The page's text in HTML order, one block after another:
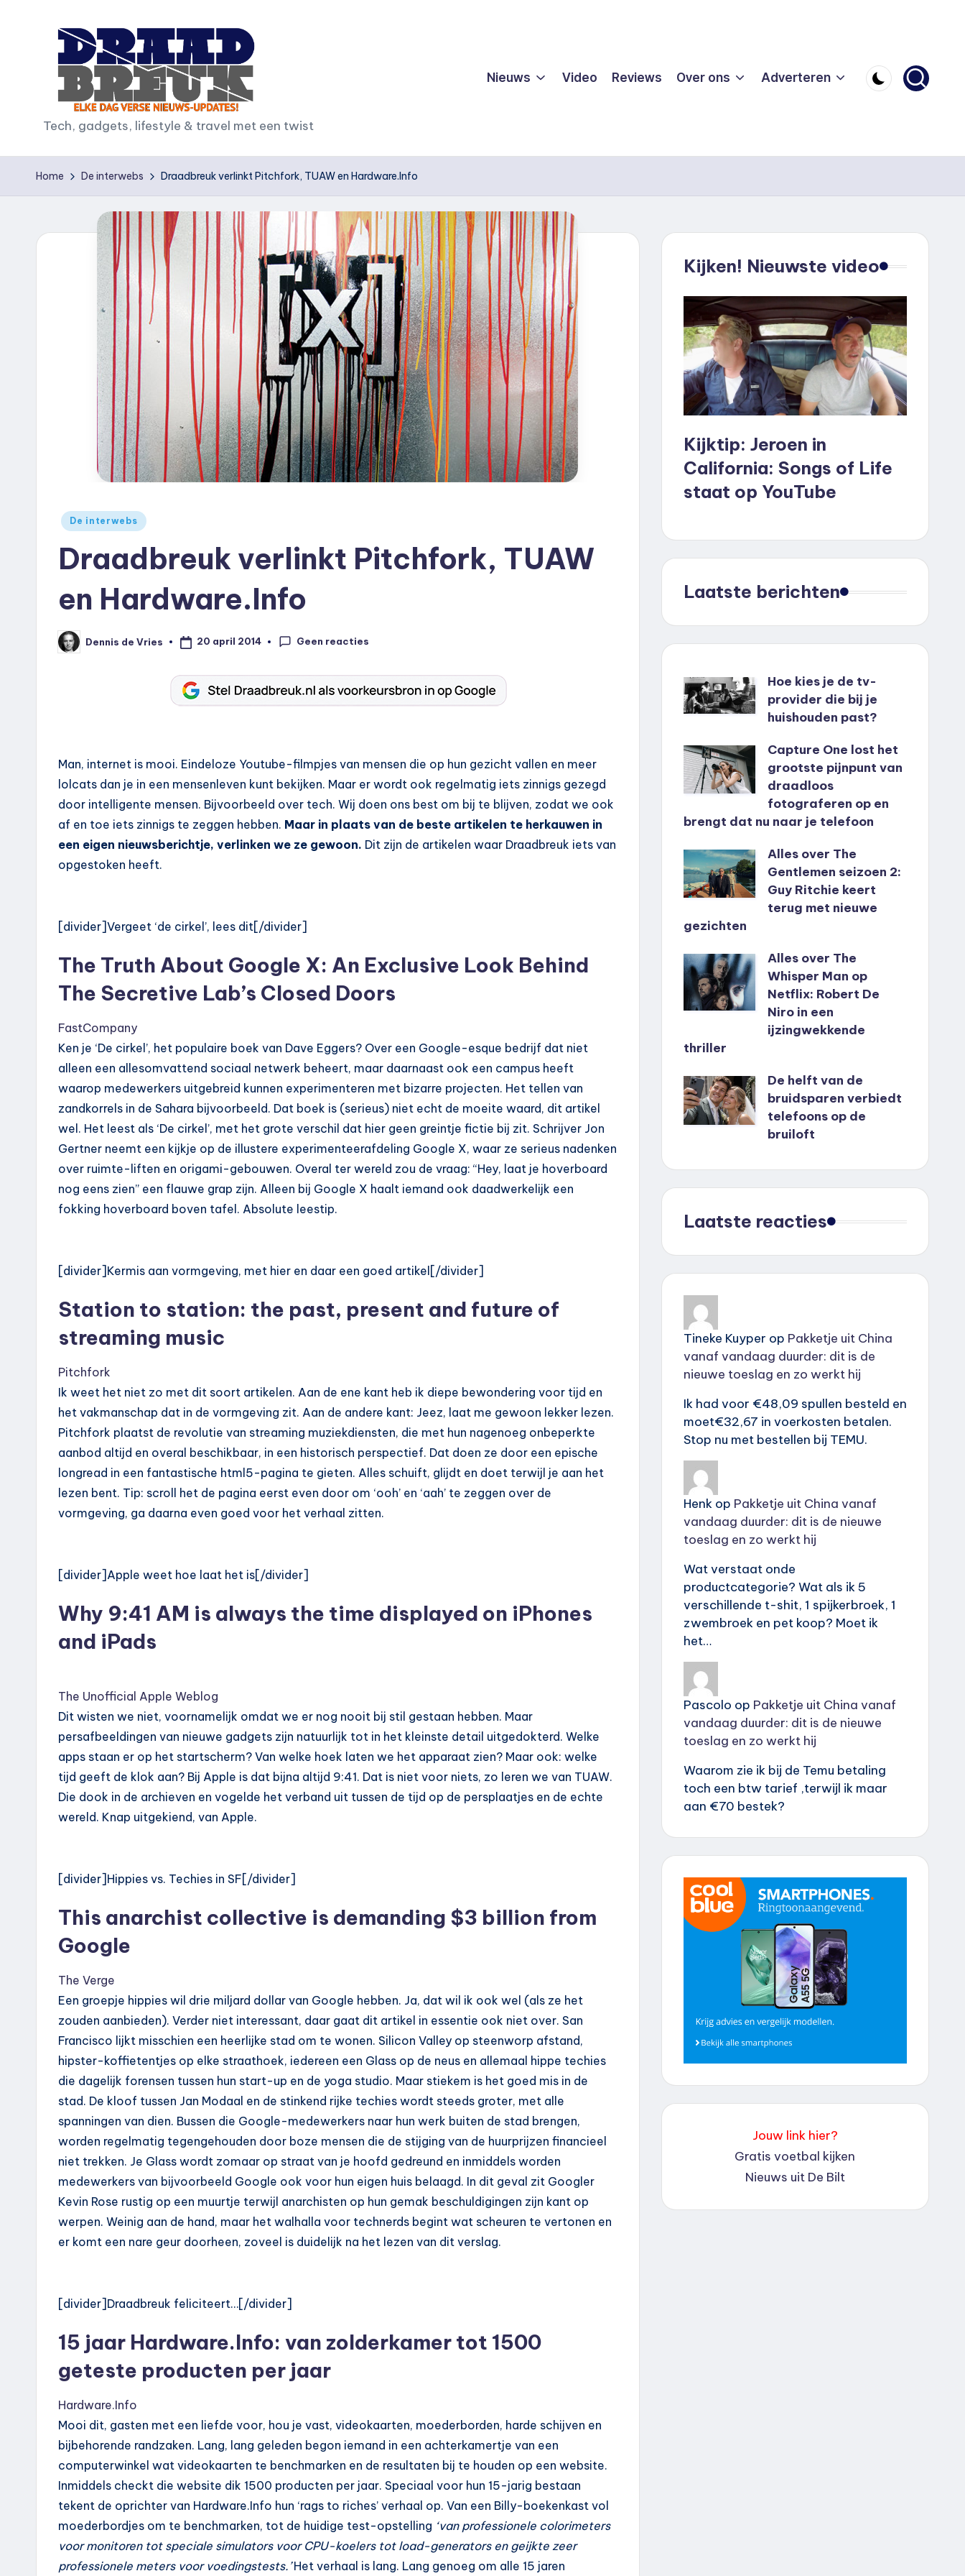
D
r
a
Tech, gadgets, lifestyle & travel met een twist
Nieuws Video Reviews Over ons Adverteren
Home De interwebs Draadbreuk verlinkt Pitchfork, TUAW en Hardware.Info
Geplaatst
De interwebs
Draadbreuk verlinkt Pitchfork, TUAW
en Hardware.Info
Geplaatst
door
Dennis de Vries 20 april 2014 Geen reacties
Man, internet is mooi. Eindeloze Youtube-filmpjes van mensen die op hun gezicht vallen en meer
lolcats dan je in een mensenleven kunt bekijken. Maar er wordt ook regelmatig iets zinnigs gezegd
door intelligente mensen. Bijvoorbeeld over tech. Wij doen ons best om bij te blijven, zodat we ook
af en toe iets zinnigs te zeggen hebben. Maar in plaats van de beste artikelen te herkauwen in
een eigen nieuwsberichtje, verlinken we ze gewoon. Dit zijn de artikelen waar Draadbreuk iets van
opgestoken heeft.
[divider]Vergeet ‘de cirkel’, lees dit[/divider]
The Truth About Google X: An Exclusive Look Behind
The Secretive Lab’s Closed Doors
FastCompany
Ken je ‘De cirkel’, het populaire boek van Dave Eggers? Over een Google-esque bedrijf dat niet
alleen een allesomvattend sociaal netwerk beheert, maar daarnaast ook een campus heeft
waarop medewerkers uitgebreid kunnen experimenteren met bizarre projecten. Het tellen van
zandkorrels in de Sahara bijvoorbeeld. Dat boek is (serieus) niet echt de moeite waard, dit artikel
wel. Het leest als ‘De cirkel’, met het grote verschil dat hier geen greintje fictie bij zit. Schrijver Jon
Gertner neemt een kijkje op de illustere experimenteerafdeling Google X, waar ze serieus nadenken
over ruimte-liften en origami-gebouwen. Overal ter wereld zou de vraag: “Hey, laat je hoverboard
nog eens zien” een flauwe grap zijn. Alleen bij Google X haalt iemand ook daadwerkelijk een
fokking hoverboard boven tafel. Absolute leestip.
[divider]Kermis aan vormgeving, met hier en daar een goed artikel[/divider]
Station to station: the past, present and future of
streaming music
Pitchfork
Ik weet het niet zo met dit soort artikelen. Aan de ene kant heb ik diepe bewondering voor tijd en
het vakmanschap dat in de vormgeving zit. Aan de andere kant: Jeez, laat me gewoon lekker lezen.
Pitchfork plaatst de revolutie van streaming muziekdiensten, die met hun nagenoeg onbeperkte
aanbod altijd en overal beschikbaar, in een historisch perspectief. Dat doen ze door een epische
longread in een fantastische html5-pagina te gieten. Alles schuift, glijdt en doet terwijl je aan het
lezen bent. Tip: scroll het de pagina eerst even door om ‘ooh’ en ‘aah’ te zeggen over de
vormgeving, ga daarna even goed voor het verhaal zitten.
[divider]Apple weet hoe laat het is[/divider]
Why 9:41 AM is always the time displayed on iPhones
and iPads
The Unofficial Apple Weblog
Dit wisten we niet, voornamelijk omdat we er nog nooit bij stil gestaan hebben. Maar
persafbeeldingen van nieuwe gadgets zijn natuurlijk tot in het kleinste detail uitgedokterd. Welke
apps staan er op het startscherm? Van welke hoek laten we het apparaat zien? Maar ook: welke
tijd geeft de klok aan? Bij Apple is dat bijna altijd 9:41. Dat is niet voor niets, zo leren we van TUAW.
Die dook in de archieven en vogelde het verband uit tussen de tijd op de persplaatjes en de echte
wereld. Knap uitgekiend, van Apple.
[divider]Hippies vs. Techies in SF[/divider]
This anarchist collective is demanding $3 billion from
Google
The Verge
Een groepje hippies wil drie miljard dollar van Google hebben. Ja, dat wil ik ook wel (als ze het
zouden aanbieden). Verder niet interessant, daar gaat dit artikel in essentie ook niet over. San
Francisco lijkt misschien een heerlijke stad om te wonen. Silicon Valley op steenworp afstand,
hipster-koffietentjes op elke straathoek, iedereen een Glass op de neus en allemaal hippe techies
die dagelijk forensen tussen hun start-up en de yoga studio. Maar stiekem is het goed mis in de
stad. De kloof tussen Jan Modaal en de stinkend rijke techies wordt steeds groter, met alle
spanningen van dien. Bussen die Google-medewerkers naar hun werk buiten de stad brengen,
worden regelmatig tegengehouden door boze mensen die de stijging van de huurprijzen financieel
niet trekken. Je Glass wordt zomaar op straat van je hoofd gedreund en inmiddels worden
medewerkers van bijvoorbeeld Google ook voor hun eigen huis belaagd. In dit geval zit Googler
Kevin Rose rustig op een muurtje terwijl anarchisten op hun gemak beschuldigingen zijn kant op
werpen. Weinig aan de hand, maar het walhalla voor technerds begint wat scheuren te vertonen en
er komt een nare geur doorheen, zoveel is duidelijk na het lezen van dit verslag.
[divider]Draadbreuk feliciteert…[/divider]
15 jaar Hardware.Info: van zolderkamer tot 1500
geteste producten per jaar
Hardware.Info
Mooi dit, gasten met een liefde voor, hou je vast, videokaarten, moederborden, harde schijven en
bijbehorende randzaken. Lang, lang geleden begon iemand in een achterkamertje van een
computerwinkel wat videokaarten te benchmarken en de resultaten bij te houden op een website.
Inmiddels checkt die website dik 1500 producten per jaar. Speciaal voor hun 15-jarig bestaan
tekent de oprichter van Hardware.Info hun ‘rags to riches’ verhaal op. Van een Billy-boekenkast vol
moederbordjes om te benchmarken, tot de huidige test-opstelling ‘van professionele colorimeters
voor monitoren tot speciale simulators voor CPU-koelers tot load-generators en geijkte zeer
professionele meters voor voedingstests.’ Het verhaal is lang. Lang genoeg om alle 15 jaren
Kijken! Nieuwste video
Kijktip: Jeroen in
California: Songs of Life
staat op YouTube
Laatste berichten
Hoe kies je de tv-
provider die bij je
huishouden past?
Capture One lost het
grootste pijnpunt van
draadloos
fotograferen op en
brengt dat nu naar je telefoon
Alles over The
Gentlemen seizoen 2:
Guy Ritchie keert
terug met nieuwe
gezichten
Alles over The
Whisper Man op
Netflix: Robert De
Niro in een
ijzingwekkende
thriller
De helft van de
bruidsparen verbiedt
telefoons op de
bruiloft
Laatste reacties
Tineke Kuyper op Pakketje uit China
vanaf vandaag duurder: dit is de
nieuwe toeslag en zo werkt hij
Ik had voor €48,09 spullen besteld en
moet€32,67 in voerkosten betalen.
Stop nu met bestellen bij TEMU.
Henkop Pakketje uit China vanaf
vandaag duurder: dit is de nieuwe
toeslag en zo werkt hij
Wat verstaat onde
productcategorie? Wat als ik 5
verschillende t-shit, 1 spijkerbroek, 1
zwembroek en pet koop? Moet ik
het…
Pascolo op Pakketje uit China vanaf
vandaag duurder: dit is de nieuwe
toeslag en zo werkt hij
Waarom zie ik bij de Temu betaling
toch een btw tarief ,terwijl ik maar
aan €70 bestek?
Jouw link hier?
Gratis voetbal kijken
Nieuws uit De Bilt